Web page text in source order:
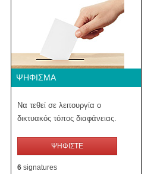
ΨΉΦΙΣΜΑ
Να τεθεί σε λειτουργία ο
δικτυακός τόπος διαφάνειας.
ΨΗΦΙΣΤΕ
6 signatures